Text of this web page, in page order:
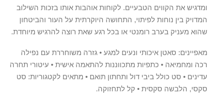
ומדגיש את הקווים הטבעיים. לקוחות אוהבות אותו בזכות השילוב
המדויק בין נוחות לפיתוי, התחושה היוקרתית על העור והביטחון
שהוא מעניק בערב רומנטי או בכל רגע שאת רוצה להרגיש מיוחדת.
מאפיינים: סאטן איכותי ונעים למגע • גזרה משוחררת עם נפילה
רכה ומחמיאה • כתפיות מתכווננות להתאמה אישית • עיטורי תחרה
עדינים • סט כולל ביבי דול ותחתון תואם • מתאים לקטגוריות: סט
סקסי, הלבשה סקסית • קל לתחזוקה.